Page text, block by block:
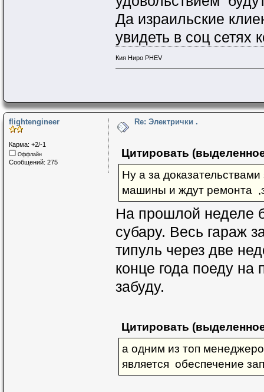
Да израильские
увидеть в соц
Кия Ниро PHEV
flightengineer
Карма: +2/-1
Оффлайн
Сообщений: 275
Re: Электрички .
Цитировать
Ну а за
машины и ждут ремонта
На прошлой неделе
субару. Весь гараж
типуль через две
конце года поеду
забуду.
Цитировать
а одним из топ
является обеспечение